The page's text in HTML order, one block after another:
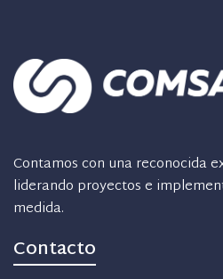
Contamos con una reconocida
liderando proyectos e
medida.
Contacto